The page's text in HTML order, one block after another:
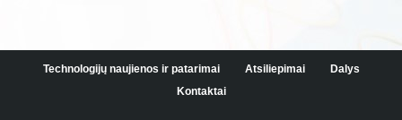
Technologijų naujienos ir patarimai Atsiliepimai
Dalys
Kontaktai